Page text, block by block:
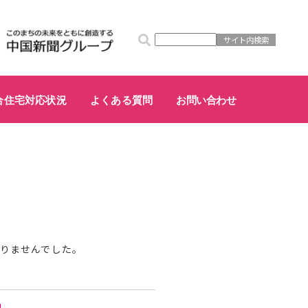
住宅対応状況 よくある質問 お問い合わせ
せんでした。